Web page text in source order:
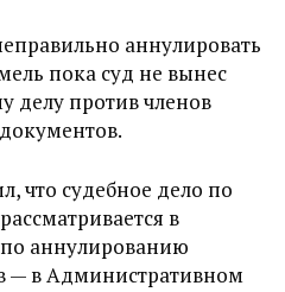
аннулировать
пока суд не вынес
делу против членов
что судебное дело по
в
аннулированию
— в Административном